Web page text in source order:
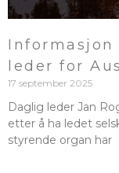
Informasjon
leder for
17 september 2025
Daglig leder Jan
etter å ha ledet
styrende organ har